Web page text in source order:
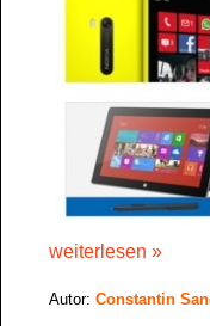
weiterlesen »
Autor: Constantin